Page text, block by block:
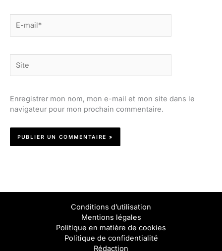
mail*
Enregistrer mon nom, mon e-mail et mon site dans le
navigateur pour mon prochain commentaire.
Conditions d’utilisation
Mentions légales
Politique en matière de cookies
Politique de confidentialité
Rédaction